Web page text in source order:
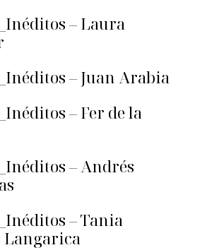
– Laura
– Juan Arabia
– Fer de la
– Andrés
– Tania
Langarica